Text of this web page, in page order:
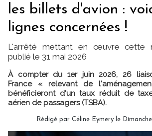
les billets d'avion :
lignes concernées !
L'arrêté mettant en œuvre cette
publié le 31 mai 2026
À compter du 1er juin 2026, 26
France « relevant de
bénéficieront d'un taux réduit de
aérien de passagers (TSBA).
Rédigé par Céline Eymery le